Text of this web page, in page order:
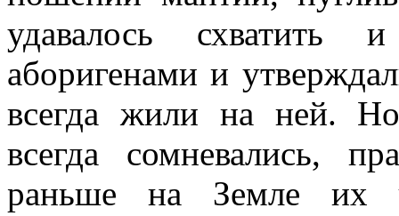
удавалось схватить и
аборигенами и
всегда жили на ней.
всегда сомневались,
раньше на Земле их